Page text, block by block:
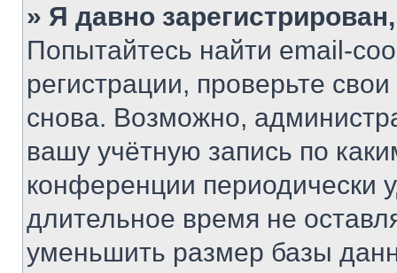
» Я давно
Попытайтесь найти email-
регистрации, проверьте
снова. Возможно,
вашу учётную запись по
конференции периодически
длительное время не
уменьшить размер базы